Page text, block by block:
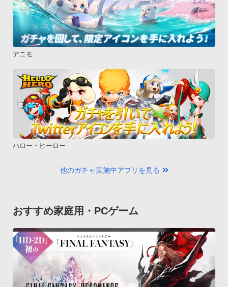
アニモ
ハロー・ヒーロー
他のガチャ実施中アプリを見る
おすすめ家庭用・PCゲーム